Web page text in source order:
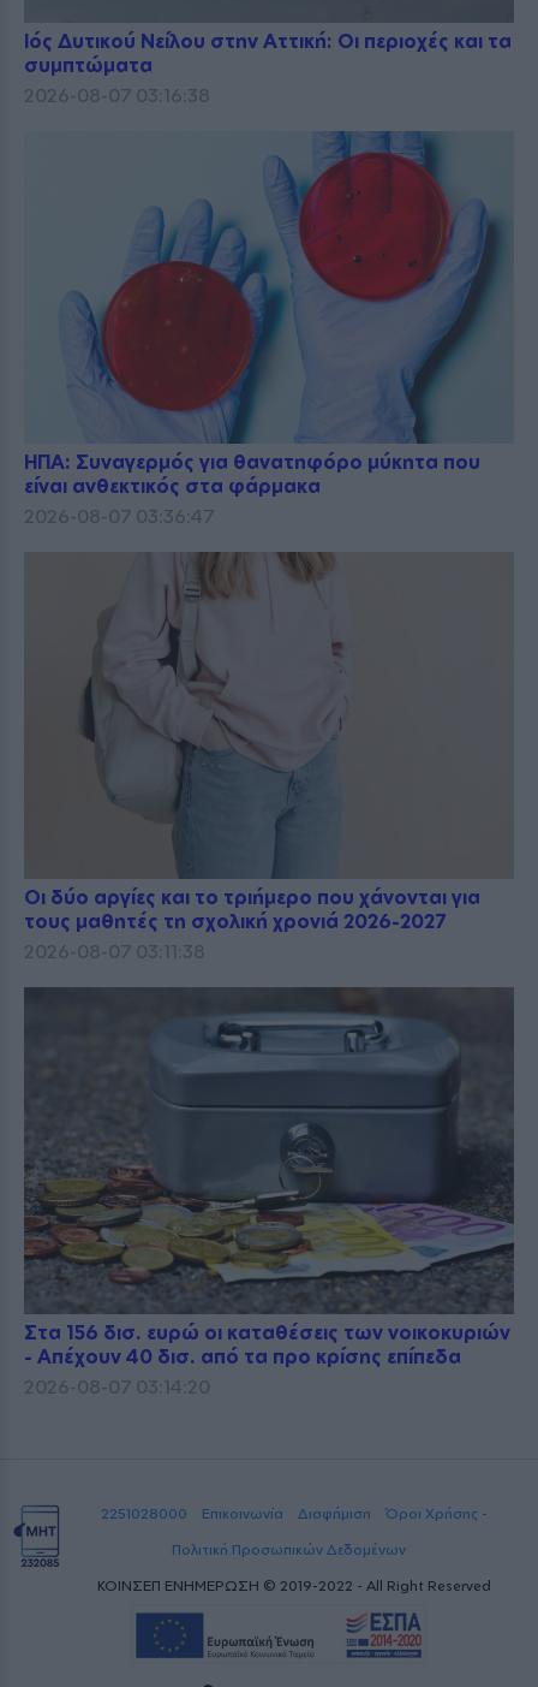
Ιός Δυτικού Νείλου στην Αττική: Οι περιοχές και τα
συμπτώματα
2026-08-07 03:16:38
ΗΠΑ: Συναγερμός για θανατηφόρο μύκητα που
είναι ανθεκτικός στα φάρμακα
2026-08-07 03:36:47
Οι δύο αργίες και το τριήμερο που χάνονται για
τους μαθητές τη σχολική χρονιά 2026-2027
2026-08-07 03:11:38
Στα 156 δισ. ευρώ οι καταθέσεις των νοικοκυριών
- Απέχουν 40 δισ. από τα προ κρίσης επίπεδα
2026-08-07 03:14:20
2251028000 Επικοινωνία Διαφήμιση
Όροι Χρήσης -
Πολιτική Προσωπικών Δεδομένων
ΚΟΙΝΣΕΠ ΕΝΗΜΕΡΩΣΗ © 2019-2022 - All Right Reserved